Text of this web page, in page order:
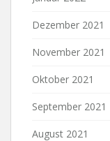
Dezember 2021
November 2021
Oktober 2021
September 2021
August 2021